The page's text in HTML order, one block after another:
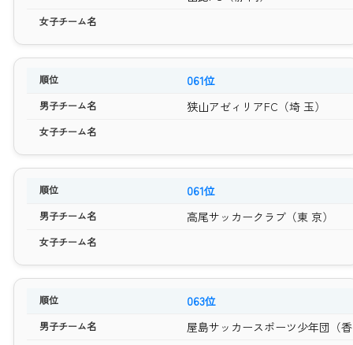
061位
狭山アゼィリアFC（埼 玉）
061位
高尾サッカークラブ（東 京）
063位
屋島サッカースポーツ少年団（